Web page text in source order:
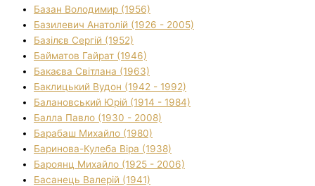
Базан Володимир (1956)
Базилевич Анатолій (1926 - 2005)
Базілєв Сергій (1952)
Байматов Гайрат (1946)
Бакаєва Світлана (1963)
Баклицький Вудон (1942 - 1992)
Балановський Юрій (1914 - 1984)
Балла Павло (1930 - 2008)
Барабаш Михайло (1980)
Баринова-Кулеба Віра (1938)
Бароянц Михайло (1925 - 2006)
Басанець Валерій (1941)